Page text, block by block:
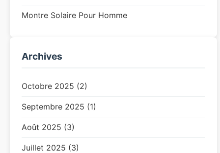
Montre Solaire Pour Homme
Archives
Octobre 2025 (2)
Septembre 2025 (1)
Août 2025 (3)
Juillet 2025 (3)